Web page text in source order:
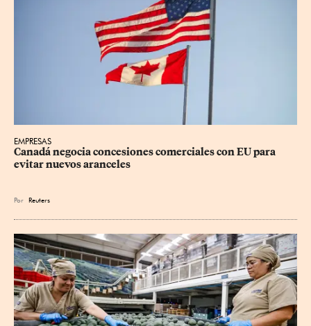
EMPRESAS
Canadá negocia concesiones comerciales con EU para
evitar nuevos aranceles
Por Reuters